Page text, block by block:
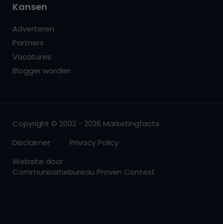
Kansen
Adverteren
Partners
Vacatures
Blogger worden
Copyright © 2002 - 2026 Marketingfacts
Disclaimer
Privacy Policy
Website door
Communicatiebureau Proven Context